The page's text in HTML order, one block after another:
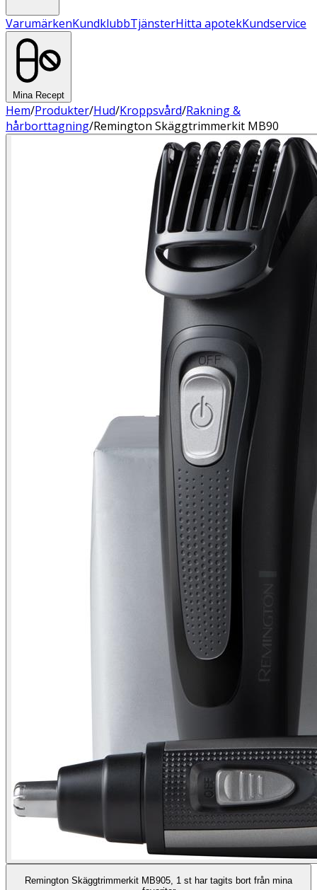
VarumärkenKundklubbTjänsterHitta apotekKundservice
Mina Recept
Hem/Produkter/Hud/Kroppsvård/Rakning &
hårborttagning/Remington Skäggtrimmerkit MB90
Remington Skäggtrimmerkit MB905, 1 st har tagits bort från mina